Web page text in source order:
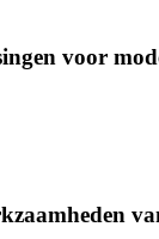
voor